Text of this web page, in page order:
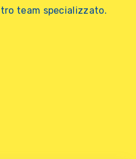
team specializzato.